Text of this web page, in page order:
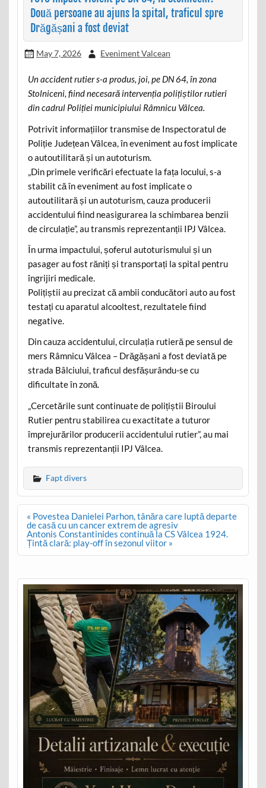
Două persoane au ajuns la spital, traficul spre
Drăgășani a fost deviat
May 7, 2026 Eveniment Valcean
Un accident rutier s-a produs, joi, pe DN 64, în zona
Stolniceni, fiind necesară intervenția polițiștilor rutieri
din cadrul Poliției municipiului Râmnicu Vâlcea.
Potrivit informațiilor transmise de Inspectoratul de
Poliție Județean Vâlcea, în eveniment au fost implicate
o autoutilitară și un autoturism.
„Din primele verificări efectuate la fața locului, s-a
stabilit că în eveniment au fost implicate o
autoutilitară și un autoturism, cauza producerii
accidentului fiind neasigurarea la schimbarea benzii
de circulație”, au transmis reprezentanții IPJ Vâlcea.
În urma impactului, șoferul autoturismului și un
pasager au fost răniți și transportați la spital pentru
îngrijiri medicale.
Polițiștii au precizat că ambii conducători auto au fost
testați cu aparatul alcooltest, rezultatele fiind
negative.
Din cauza accidentului, circulația rutieră pe sensul de
mers Râmnicu Vâlcea – Drăgășani a fost deviată pe
strada Bâlciului, traficul desfășurându-se cu
dificultate în zonă.
„Cercetările sunt continuate de polițiștii Biroului
Rutier pentru stabilirea cu exactitate a tuturor
împrejurărilor producerii accidentului rutier”, au mai
transmis reprezentanții IPJ Vâlcea.
Fapt divers
Post
navigation
« Povestea Danielei Parhon, tânăra care luptă departe
de casă cu un cancer extrem de agresiv
Antonis Constantinides continuă la CS Vâlcea 1924.
Țintă clară: play-off în sezonul viitor »